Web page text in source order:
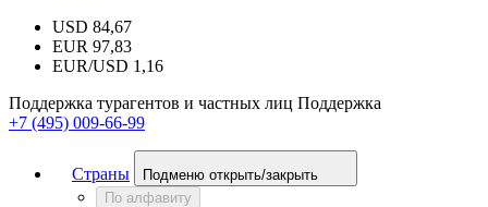
USD 84,67
EUR 97,83
EUR/USD 1,16
Поддержка турагентов и частных лиц Поддержка
+7 (495) 009-66-99
Страны
Подменю открыть/закрыть
По алфавиту